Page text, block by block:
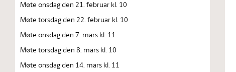
Møte onsdag den 21. februar kl. 10
Møte torsdag den 22. februar kl. 10
Møte onsdag den 7. mars kl. 11
Møte torsdag den 8. mars kl. 10
Møte onsdag den 14. mars kl. 11